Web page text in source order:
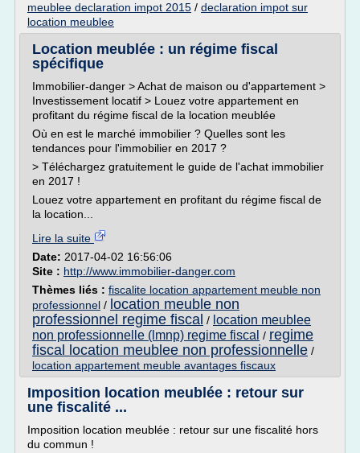
meublee declaration impot 2015 / declaration impot sur
location meublee
Location meublée : un régime fiscal
spécifique
Immobilier-danger > Achat de maison ou d'appartement >
Investissement locatif > Louez votre appartement en
profitant du régime fiscal de la location meublée
Où en est le marché immobilier ? Quelles sont les
tendances pour l'immobilier en 2017 ?
> Téléchargez gratuitement le guide de l'achat immobilier
en 2017 !
Louez votre appartement en profitant du régime fiscal de
la location...
Lire la suite
Date: 2017-04-02 16:56:06
Site : http://www.immobilier-danger.com
Thèmes liés : fiscalite location appartement meuble non
professionnel / location meuble non
professionnel regime fiscal / location meublee
non professionnelle (lmnp) regime fiscal / regime
fiscal location meublee non professionnelle /
location appartement meuble avantages fiscaux
Imposition location meublée : retour sur
une fiscalité ...
Imposition location meublée : retour sur une fiscalité hors
du commun !